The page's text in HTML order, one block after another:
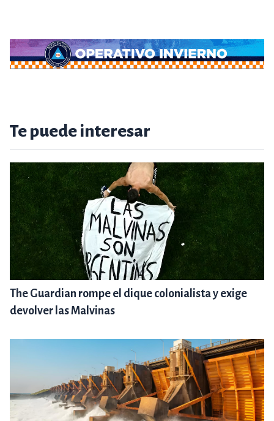
Te puede interesar
The Guardian rompe el dique colonialista y exige
devolver las Malvinas